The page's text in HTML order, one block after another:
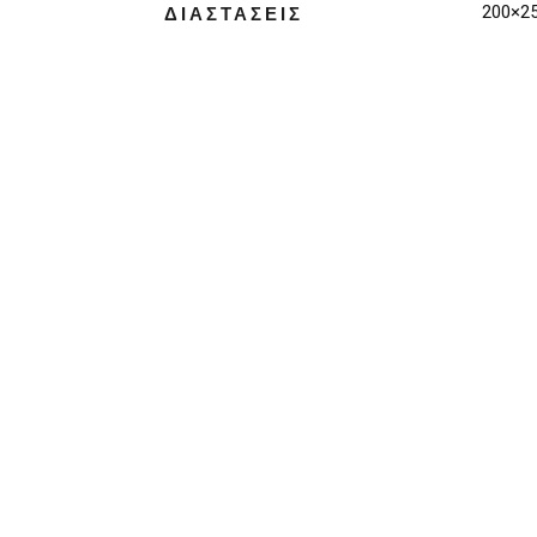
ΔΙΑΣΤΑΣΕΙΣ